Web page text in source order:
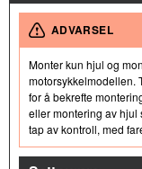
ADVARSEL
Monter kun hjul og
motorsykkelmodellen.
for å bekrefte
eller montering av hjul
tap av kontroll, med